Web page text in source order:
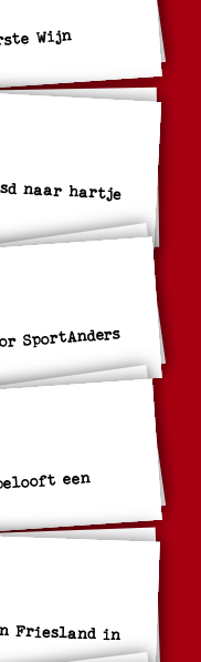
Wijn
naar hartje
SportAnders
een
Friesland in